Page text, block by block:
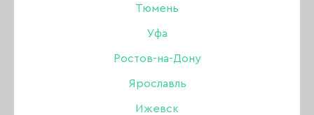
Тюмень
Уфа
Ростов-на-Дону
Ярославль
Ижевск
В наличии в интернет-магазине